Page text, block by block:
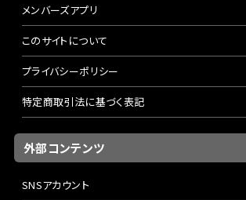
メンバーズアプリ
このサイトについて
プライバシーポリシー
特定商取引法に基づく表記
外部コンテンツ
SNSアカウント